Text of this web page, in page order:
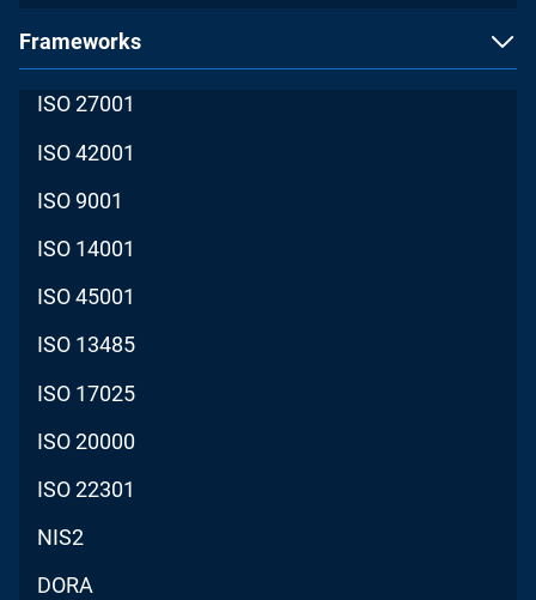
Frameworks
ISO 27001
ISO 42001
ISO 9001
ISO 14001
ISO 45001
ISO 13485
ISO 17025
ISO 20000
ISO 22301
NIS2
DORA